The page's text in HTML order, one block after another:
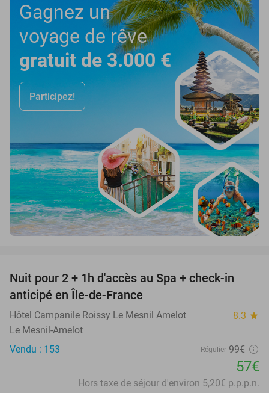
Gagnez un
voyage de rêve
gratuit de 3.000 €
Participez!
42%
Nuit pour 2 + 1h d'accès au Spa + check-in
anticipé en Île-de-France
Hôtel Campanile Roissy Le Mesnil Amelot 8.3 star
Le Mesnil-Amelot
Vendu : 153
Régulier 99€
57€
Hors taxe de séjour d'environ 5,20€ p.p.p.n.